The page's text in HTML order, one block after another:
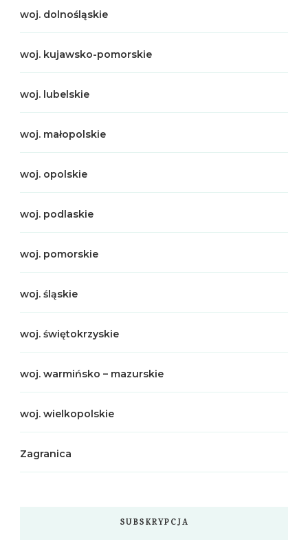
woj. dolnośląskie
woj. kujawsko-pomorskie
woj. lubelskie
woj. małopolskie
woj. opolskie
woj. podlaskie
woj. pomorskie
woj. śląskie
woj. świętokrzyskie
woj. warmińsko – mazurskie
woj. wielkopolskie
Zagranica
SUBSKRYPCJA